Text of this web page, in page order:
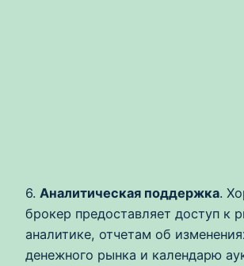
6. Аналитическая поддержка.
брокер предоставляет доступ к
аналитике, отчетам об
денежного рынка и календарю